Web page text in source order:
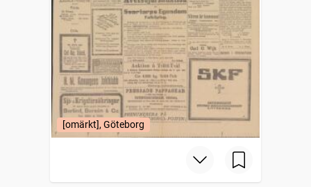
[omärkt], Göteborg